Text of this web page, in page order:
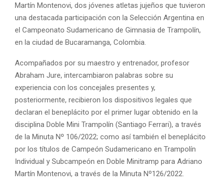
Martín Montenovi, dos jóvenes atletas jujeños que tuvieron
una destacada participación con la Selección Argentina en
el Campeonato Sudamericano de Gimnasia de Trampolín,
en la ciudad de Bucaramanga, Colombia.
Acompañados por su maestro y entrenador, profesor
Abraham Jure, intercambiaron palabras sobre su
experiencia con los concejales presentes y,
posteriormente, recibieron los dispositivos legales que
declaran el beneplácito por el primer lugar obtenido en la
disciplina Doble Mini Trampolín (Santiago Ferrari), a través
de la Minuta Nº 106/2022; como así también el beneplácito
por los títulos de Campeón Sudamericano en Trampolín
Individual y Subcampeón en Doble Minitramp para Adriano
Martín Montenovi, a través de la Minuta Nº126/2022.